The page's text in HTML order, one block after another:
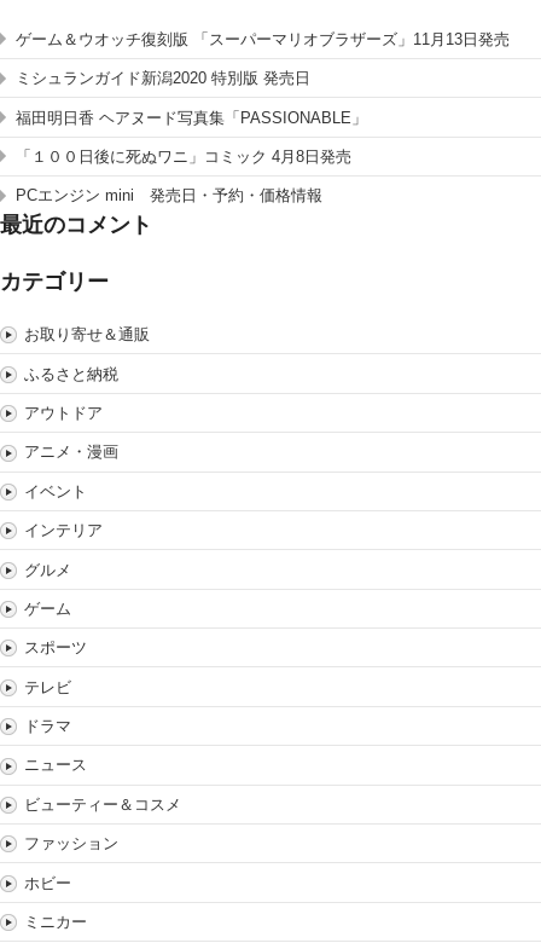
ゲーム＆ウオッチ復刻版 「スーパーマリオブラザーズ」11月13日発売
ミシュランガイド新潟2020 特別版 発売日
福田明日香 ヘアヌード写真集「PASSIONABLE」
「１００日後に死ぬワニ」コミック 4月8日発売
PCエンジン mini 発売日・予約・価格情報
最近のコメント
カテゴリー
お取り寄せ＆通販
ふるさと納税
アウトドア
アニメ・漫画
イベント
インテリア
グルメ
ゲーム
スポーツ
テレビ
ドラマ
ニュース
ビューティー＆コスメ
ファッション
ホビー
ミニカー